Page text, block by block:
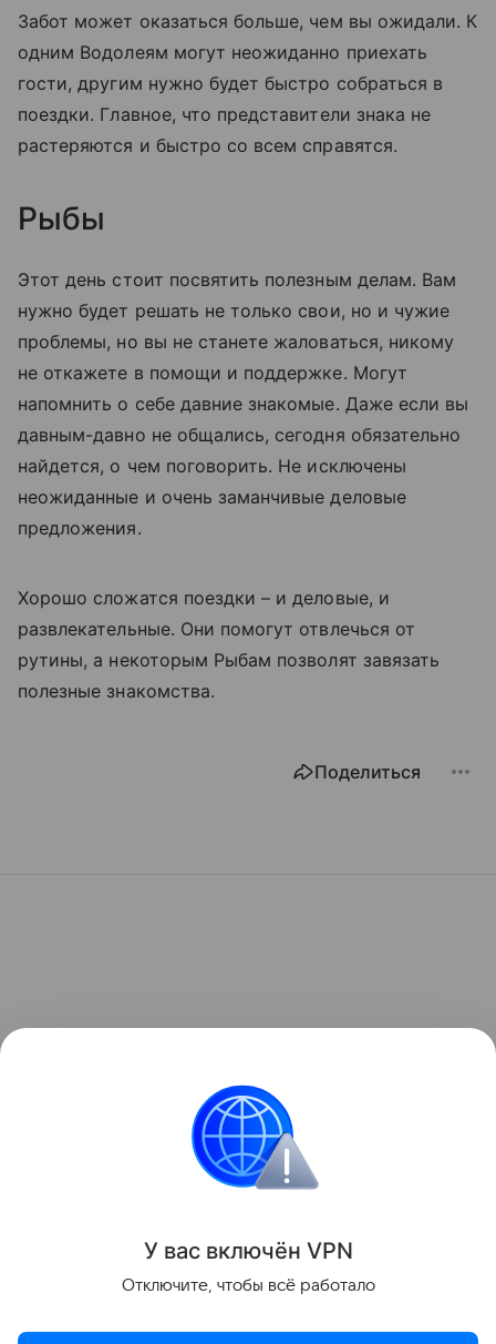
Забот может оказаться больше, чем вы ожидали. К
одним Водолеям могут неожиданно приехать
гости, другим нужно будет быстро собраться в
поездки. Главное, что представители знака не
растеряются и быстро со всем справятся.
Рыбы
Этот день стоит посвятить полезным делам. Вам
нужно будет решать не только свои, но и чужие
проблемы, но вы не станете жаловаться, никому
не откажете в помощи и поддержке. Могут
напомнить о себе давние знакомые. Даже если вы
давным-давно не общались, сегодня обязательно
найдется, о чем поговорить. Не исключены
неожиданные и очень заманчивые деловые
предложения.
Хорошо сложатся поездки – и деловые, и
развлекательные. Они помогут отвлечься от
рутины, а некоторым Рыбам позволят завязать
полезные знакомства.
Поделиться
У вас включён VPN
Отключите, чтобы всё работало